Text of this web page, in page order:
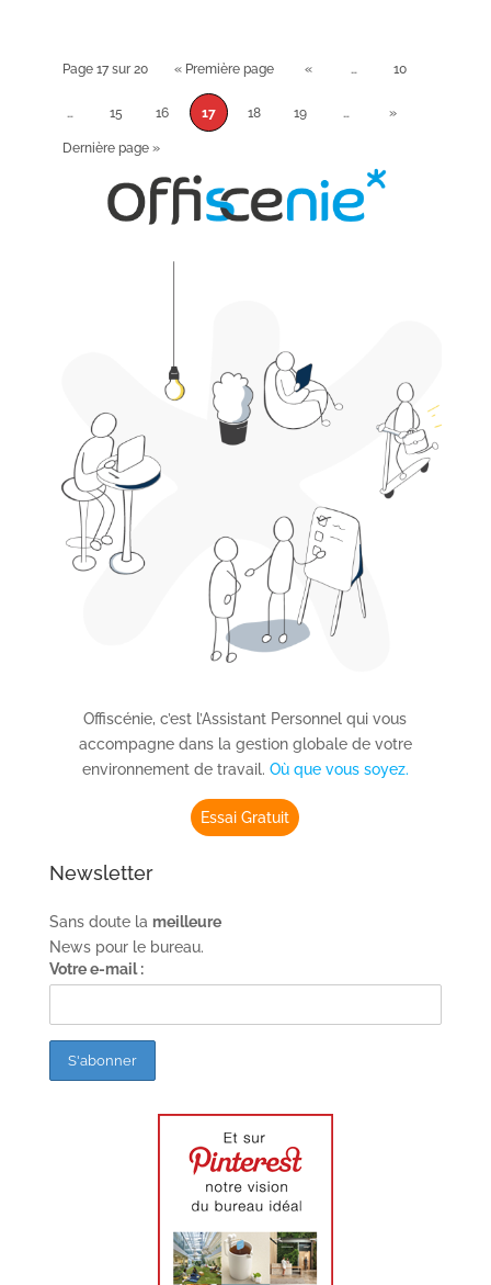
Page 17 sur 20 « Première page « … 10
… 15 16 17 18 19 … »
Dernière page »
Offiscénie, c’est l’Assistant Personnel qui vous
accompagne dans la gestion globale de votre
environnement de travail. Où que vous soyez.
Essai Gratuit
Newsletter
Sans doute la meilleure
News pour le bureau.
Votre e-mail :